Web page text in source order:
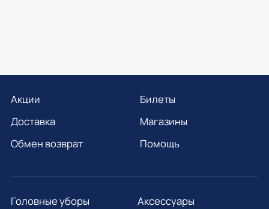
Акции
Доставка
Обмен возврат
Билеты
Магазины
Помощь
Головные уборы
Аксессуары